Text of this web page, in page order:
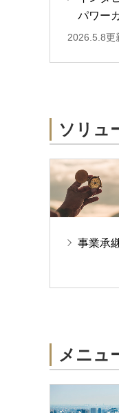
パワー
2026.5.8更
ソリュ
事業承
メニュ